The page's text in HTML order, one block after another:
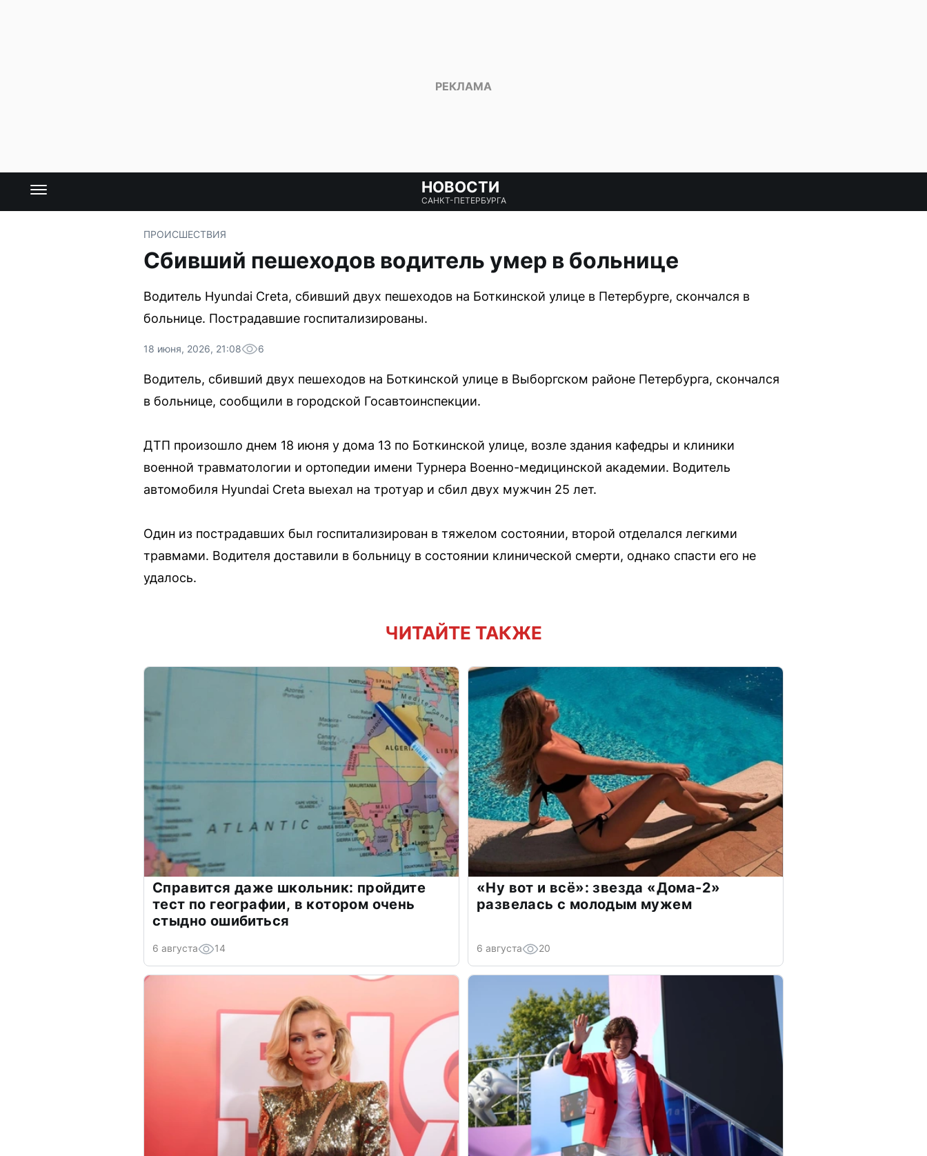
НОВОСТИ
САНКТ-ПЕТЕРБУРГА
ПРОИСШЕСТВИЯ
Сбивший пешеходов водитель умер в больнице
Водитель Hyundai Creta, сбивший двух пешеходов на Боткинской улице в Петербурге, скончался в
больнице. Пострадавшие госпитализированы.
18 июня, 2026, 21:08 6
Водитель, сбивший двух пешеходов на Боткинской улице в Выборгском районе Петербурга, скончался
в больнице, сообщили в городской Госавтоинспекции.
ДТП произошло днем 18 июня у дома 13 по Боткинской улице, возле здания кафедры и клиники
военной травматологии и ортопедии имени Турнера Военно-медицинской академии. Водитель
автомобиля Hyundai Creta выехал на тротуар и сбил двух мужчин 25 лет.
Один из пострадавших был госпитализирован в тяжелом состоянии, второй отделался легкими
травмами. Водителя доставили в больницу в состоянии клинической смерти, однако спасти его не
удалось.
ЧИТАЙТЕ ТАКЖЕ
Справится даже школьник: пройдите
тест по географии, в котором очень
стыдно ошибиться
6 августа 14
«Ну вот и всё»: звезда «Дома-2»
развелась с молодым мужем
6 августа 20